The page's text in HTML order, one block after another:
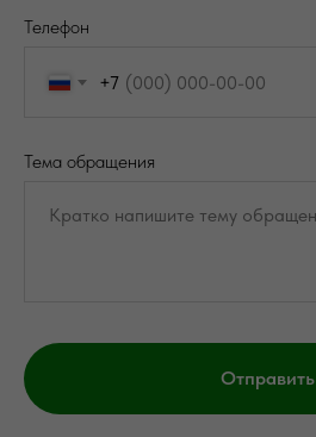
Телефон
+7
Тема обращения
Отправить